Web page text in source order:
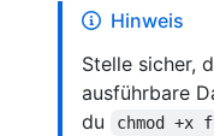
Hinweis
Stelle sicher,
ausführbare
du
chmod +x